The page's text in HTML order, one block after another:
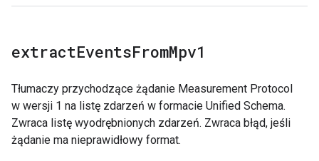
extractEventsFromMpv1
Tłumaczy przychodzące żądanie Measurement Protocol
w wersji 1 na listę zdarzeń w formacie Unified Schema.
Zwraca listę wyodrębnionych zdarzeń. Zwraca błąd, jeśli
żądanie ma nieprawidłowy format.